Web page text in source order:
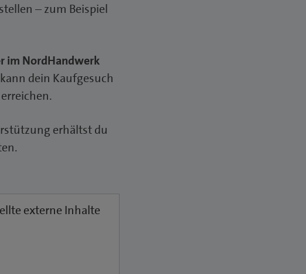
– zum Beispiel
im NordHandwerk
dein Kaufgesuch
erreichen.
erhältst du
externe Inhalte